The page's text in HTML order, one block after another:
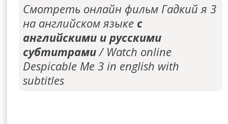
Смотреть онлайн фильм Гадкий я 3
на английском языке с
английскими и русскими
субтитрами/ Watch online
Despicable Me 3 in english with
subtitles